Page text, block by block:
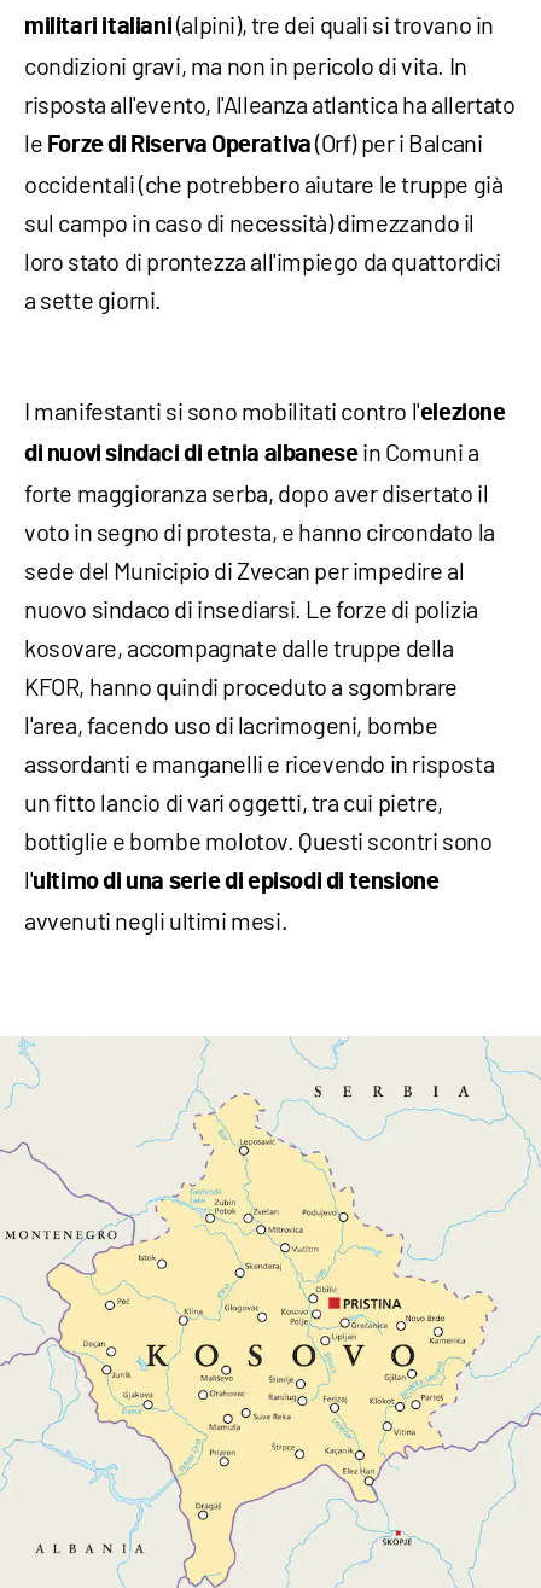
militari italiani (alpini), tre dei quali si trovano in
condizioni gravi, ma non in pericolo di vita. In
risposta all'evento, l'Alleanza atlantica ha allertato
le Forze di Riserva Operativa (Orf) per i Balcani
occidentali (che potrebbero aiutare le truppe già
sul campo in caso di necessità) dimezzando il
loro stato di prontezza all'impiego da quattordici
a sette giorni.
I manifestanti si sono mobilitati contro l'elezione
di nuovi sindaci di etnia albanesein Comuni a
forte maggioranza serba, dopo aver disertato il
voto in segno di protesta, e hanno circondato la
sede del Municipio di Zvecan per impedire al
nuovo sindaco di insediarsi. Le forze di polizia
kosovare, accompagnate dalle truppe della
KFOR, hanno quindi proceduto a sgombrare
l'area, facendo uso di lacrimogeni, bombe
assordanti e manganelli e ricevendo in risposta
un fitto lancio di vari oggetti, tra cui pietre,
bottiglie e bombe molotov. Questi scontri sono
l'ultimo di una serie di episodi di tensione
avvenuti negli ultimi mesi.